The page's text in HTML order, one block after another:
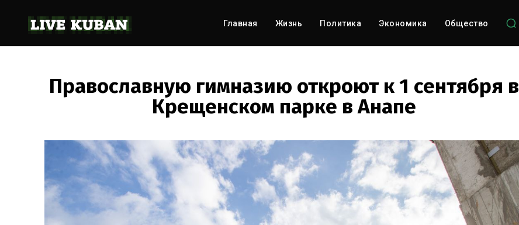
Главная Жизнь Политика Экономика Общество
Православную гимназию откроют к 1 сентября в
Крещенском парке в Анапе